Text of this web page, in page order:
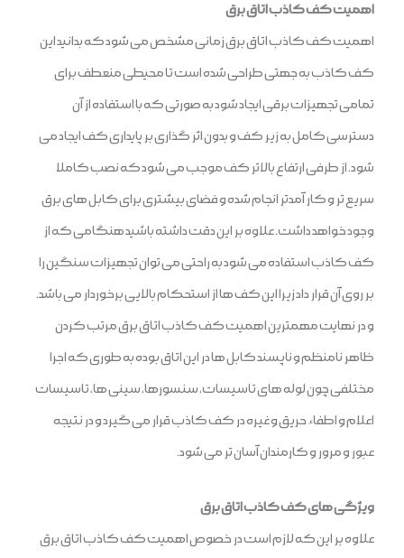
اهمیت کف کاذب اتاق برق
اهمیت کف کاذب اتاق برق زمانی مشخص می شود که بدانید این
کف کاذب به جهتی طراحی شده است تا محیطی منعطف برای
تمامی تجهیزات برقی ایجاد شود به صورتی که با استفاده از آن
دسترسی کامل به زیر کف و بدون اثر گذاری بر پایداری کف ایجاد می
شود. از طرفی ارتفاع بالاتر کف موجب می ‌شود که نصب کاملا
سریع تر و کار آمدتر انجام شده و فضای بیشتری برای کابل‌ های برق
وجود خواهد داشت. علاوه بر این دقت داشته باشید هنگامی که از
کف کاذب استفاده می ‌شود به راحتی می توان تجهیزات سنگین را
بر روی آن قرار داد زیرا این کف ها از استحکام بالایی برخوردار می باشد.
و در نهایت مهمترین اهمیت کف کاذب اتاق برق مرتب کردن
ظاهر نامنظم و ناپسند کابل ها در این اتاق بوده به طوری که اجرا
مختلفی چون لوله های تاسیسات، سنسورها، سینی‌ ها، تاسیسات
اعلام و اطفاء حریق و غیره در کف کاذب قرار می ‌گیرد و در نتیجه
عبور و مرور و کارمندان آسان‌ تر می ‌شود.
ویژگی های کف کاذب اتاق برق
علاوه بر این که لازم است در خصوص اهمیت کف کاذب اتاق برق